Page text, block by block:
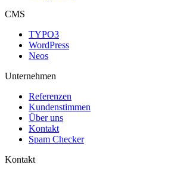
CMS
TYPO3
WordPress
Neos
Unternehmen
Referenzen
Kundenstimmen
Über uns
Kontakt
Spam Checker
Kontakt